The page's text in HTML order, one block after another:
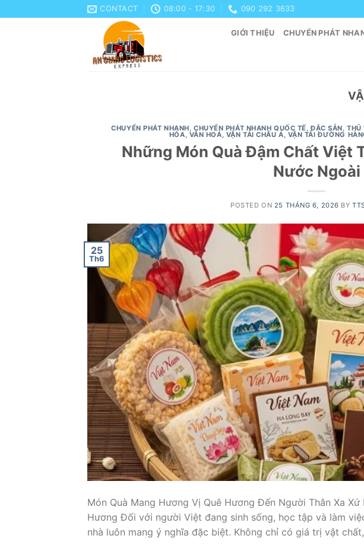
to
CONTACT 08:00 - 17:30 090 292 3633
GIỚI THIỆU CHUYỂN PHÁT
CHUYỂN PHÁT NHANH, CHUYỂN PHÁT NHANH QUỐC TẾ,ĐẶC SẢN,THỦ
HÓA, VĂN HOÁ, VẬN TẢI CHÂU Á, VẬN TẢI ĐƯỜNG
Những Món Quà Đậm Chất Việt
Nước Ngoài
POSTED ON 25 THÁNG 6, 2026 BY
25
Th6
Món Quà Mang Hương Vị Quê Hương Đến Người Thân Xa
Hương Đối với người Việt đang sinh sống, học tập và làm
nhà luôn mang ý nghĩa đặc biệt. Không chỉ có giá trị vật